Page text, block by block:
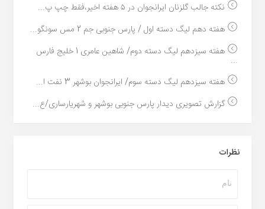
نکته جالب گلزنان ایرانجوان در ۵ هفته اخیر،فقط چپ پ...
هفته دهم لیگ دسته اول / پارس جنوبی جم 2 مس سونگو...
هفته سیزدهم لیگ دسته دوم/ شاهین عامری 1 خلیج فارس
...
هفته سیزدهم لیگ دسته سوم/ ایرانجوان بوشهر 3 نفت ا...
گزارش تصویری دیدار پارس جنوبی بوشهر و شهریارساری/ع...
نظرات